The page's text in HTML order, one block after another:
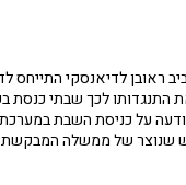
ראובן לדיאנסקי התייחס
התנגדותו לכך שבתי כנסת
על כניסת השבת
שנוצר של ממשלה המבקשת